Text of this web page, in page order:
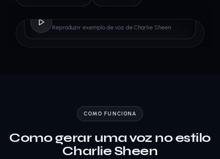
Reproduzir exemplo de voz de Charlie Sheen
COMO FUNCIONA
Como gerar uma voz no estilo
Charlie Sheen